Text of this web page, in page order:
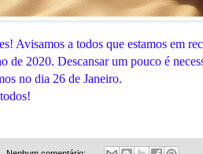
Avisamos a todos que estamos em
de 2020. Descansar um pouco é
no dia 26 de Janeiro.